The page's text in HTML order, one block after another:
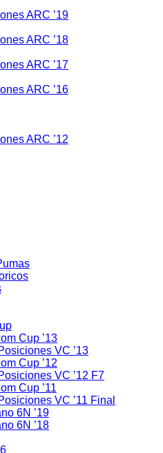
ARC ’19
ARC ’18
ARC ’17
ARC ’16
ARC ’12
Cup ’13
VC ’13
Cup ’12
VC ’12 F7
Cup ’11
VC ’11 Final
6N ’19
6N ’18